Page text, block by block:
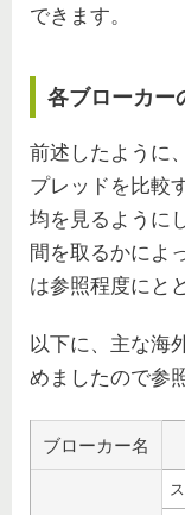
できます。
各ブローカー
前述したように
プレッドを比較
均を見るように
間を取るかによ
は参照程度にと
以下に、主な海
めましたので参
ブローカー名